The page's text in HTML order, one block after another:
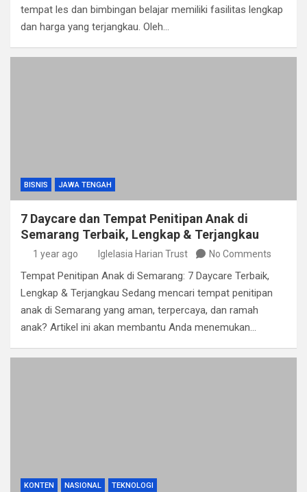
tempat les dan bimbingan belajar memiliki fasilitas lengkap
dan harga yang terjangkau. Oleh…
BISNIS JAWA TENGAH
7 Daycare dan Tempat Penitipan Anak di
Semarang Terbaik, Lengkap & Terjangkau
1 year ago Iglelasia Harian Trust No Comments
Tempat Penitipan Anak di Semarang: 7 Daycare Terbaik,
Lengkap & Terjangkau Sedang mencari tempat penitipan
anak di Semarang yang aman, terpercaya, dan ramah
anak? Artikel ini akan membantu Anda menemukan…
KONTEN NASIONAL TEKNOLOGI